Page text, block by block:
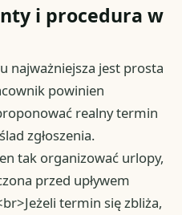
i procedura w
najważniejsza jest prosta
powinien
realny termin
zgłoszenia.
tak organizować urlopy,
przed upływem
termin się zbliża,